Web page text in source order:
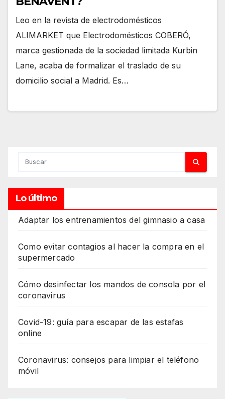
Leo en la revista de electrodomésticos
ALIMARKET que Electrodomésticos COBERÓ,
marca gestionada de la sociedad limitada Kurbin
Lane, acaba de formalizar el traslado de su
domicilio social a Madrid. Es…
Lo último
Adaptar los entrenamientos del gimnasio a casa
Como evitar contagios al hacer la compra en el
supermercado
Cómo desinfectar los mandos de consola por el
coronavirus
Covid-19: guía para escapar de las estafas
online
Coronavirus: consejos para limpiar el teléfono
móvil